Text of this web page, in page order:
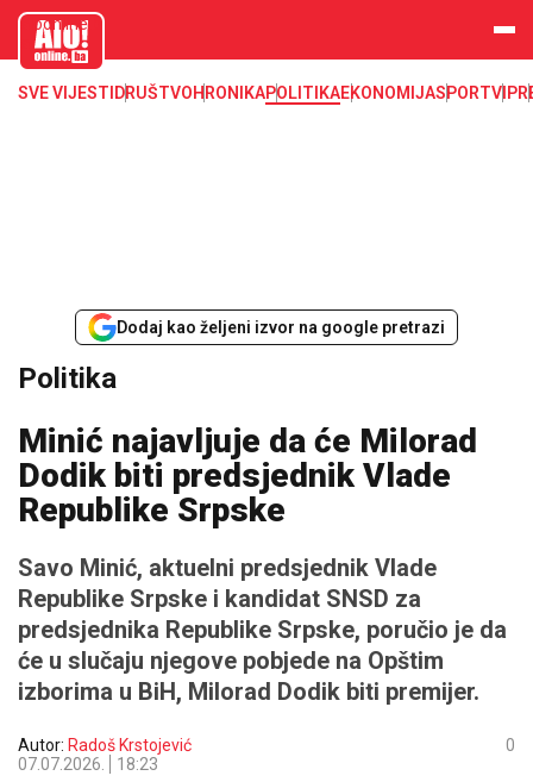
aloonline.b
SVE VIJESTI DRUŠTVOHRONIKAPOLITIKAEKONOMIJASPORTVIP
Dodaj kao željeni izvor na google pretrazi
Politika
Minić najavljuje da će Milorad
Dodik biti predsjednik Vlade
Republike Srpske
Savo Minić, aktuelni predsjednik Vlade
Republike Srpske i kandidat SNSD za
predsjednika Republike Srpske, poručio je da
će u slučaju njegove pobjede na Opštim
izborima u BiH, Milorad Dodik biti premijer.
Autor: Radoš Krstojević
07.07.2026.
18:23
0